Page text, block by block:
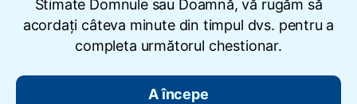
Stimate Domnule sau Doamnă, vă rugăm să
acordați câteva minute din timpul dvs. pentru a
completa următorul chestionar.
A începe